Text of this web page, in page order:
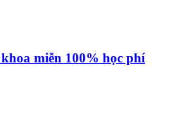
miễn 100% học phí